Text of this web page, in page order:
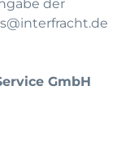
der
GmbH